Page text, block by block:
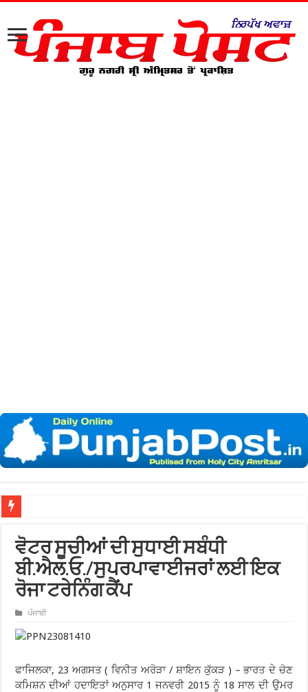
ਵੋਟਰ ਸੂਚੀਆਂ ਦੀ ਸੁਧਾਈ ਸਬੰਧੀ
ਬੀ.ਐਲ.ਓ./ਸੁਪਰਪਾਵਾਈਜਰਾਂ ਲਈ ਇਕ
ਰੋਜਾ ਟਰੇਨਿੰਗ ਕੈਂਪ
ਪੰਜਾਬੀ
ਫਾਜਿਲਕਾ, 23 ਅਗਸਤ ( ਵਿਨੀਤ ਅਰੋੜਾ / ਸ਼ਾਇਨ ਕੁੱਕੜ ) – ਭਾਰਤ ਦੇ ਚੋਣ
ਕਮਿਸ਼ਨ ਦੀਆਂ ਹਦਾਇਤਾਂ ਅਨੁਸਾਰ 1 ਜਨਵਰੀ 2015 ਨੂੰ 18 ਸਾਲ ਦੀ ਉਮਰ